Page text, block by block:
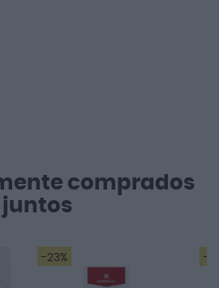
comprados
juntos
-23% -